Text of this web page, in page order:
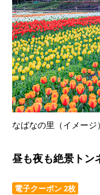
なばなの里（イメージ）
昼も夜も絶景トン
電子クーポン 2枚